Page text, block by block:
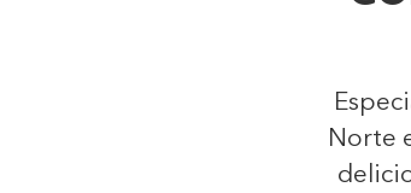
Norte